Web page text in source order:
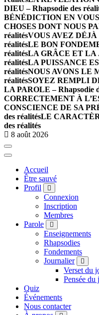
DIEU – Rhapsodie des
BÉNÉDICTION EN VOUS
CHOSES DONT NOUS
réalitésVOUS AVEZ DÉJÀ
réalitésLE BON
réalitésLA GRÂCE ET LA
réalitésLA PUISSANCE
réalitésNOUS AVONS LE
réalitésSOYEZ REMPLI
LA PAROLE – Rhapsodie
CORRECTEMENT À
CONSCIENCE DE SA
des réalitésLE
des réalités
8 août 2026
Accueil
Être sauvé
Profil
Connexion
Inscription
Membres
Parole
Enseignements
Rhapsodies
Fondements
Journalier
Verset du
Pensée du
Quiz
Événements
Nous contacter